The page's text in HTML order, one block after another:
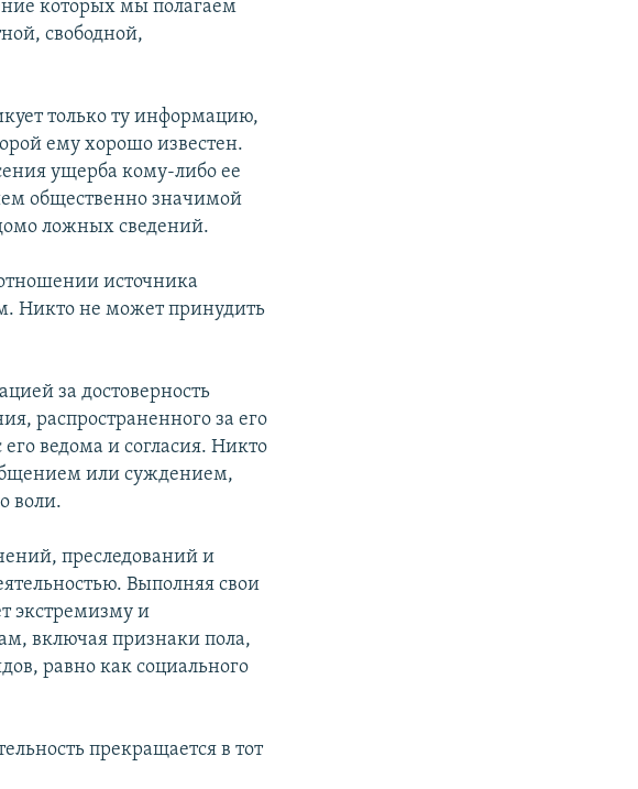
которых мы полагаем
свободной,
только ту информацию,
ему хорошо известен.
ущерба кому-либо ее
общественно значимой
ложных сведений.
источника
Никто не может принудить
за достоверность
распространенного за его
ведома и согласия. Никто
или суждением,
воли.
преследований и
Выполняя свои
экстремизму и
включая признаки пола,
равно как социального
прекращается в тот